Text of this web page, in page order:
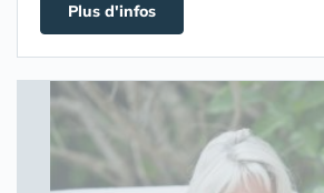
Plus d'infos